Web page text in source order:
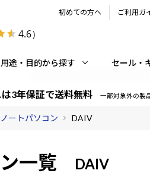
4.6）
初めての方へ ご利用ガ
用途・目的から探す セール・
3年保証で送料無料 一部対象外の製
ノートパソコン DAIV
一覧 DAIV